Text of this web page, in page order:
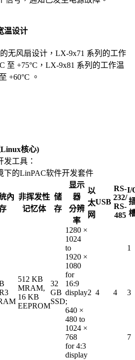
温设计
无风扇设计，LX-9x71 系列的工作
至 +75°C，LX-9x81 系列的工作温
+60°C 。
核心)
工具：
下的LinPAC软件开发套件
內 非挥发性
记忆体
储
存
显示
器
分辨
率
以
太
网
USB
RS-
232/
RS-
485
I/
512 KB
MRAM,
16 KB
EEPROM
32
GB
SSD
1280 ×
1024
to
1920 ×
1080
for
16:9
display
;
640 ×
480 to
1024 ×
768
for 4:3
display
2 4 4
1
3
7